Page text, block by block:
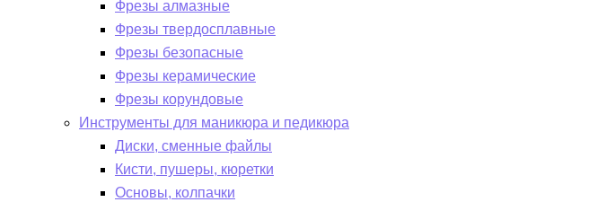
Фрезы алмазные
Фрезы твердосплавные
Фрезы безопасные
Фрезы керамические
Фрезы корундовые
Инструменты для маникюра и педикюра
Диски, сменные файлы
Кисти, пушеры, кюретки
Основы, колпачки